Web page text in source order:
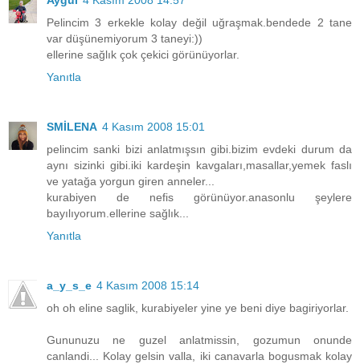
Pelincim 3 erkekle kolay değil uğraşmak.bendede 2 tane
var düşünemiyorum 3 taneyi:))
ellerine sağlık çok çekici görünüyorlar.
Yanıtla
SMİLENA 4 Kasım 2008 15:01
pelincim sanki bizi anlatmışsın gibi.bizim evdeki durum da
aynı sizinki gibi.iki kardeşin kavgaları,masallar,yemek faslı
ve yatağa yorgun giren anneler...
kurabiyen de nefis görünüyor.anasonlu şeylere
bayılıyorum.ellerine sağlık...
Yanıtla
a_y_s_e 4 Kasım 2008 15:14
oh oh eline saglik, kurabiyeler yine ye beni diye bagiriyorlar.
Gununuzu ne guzel anlatmissin, gozumun onunde
canlandi... Kolay gelsin valla, iki canavarla bogusmak kolay